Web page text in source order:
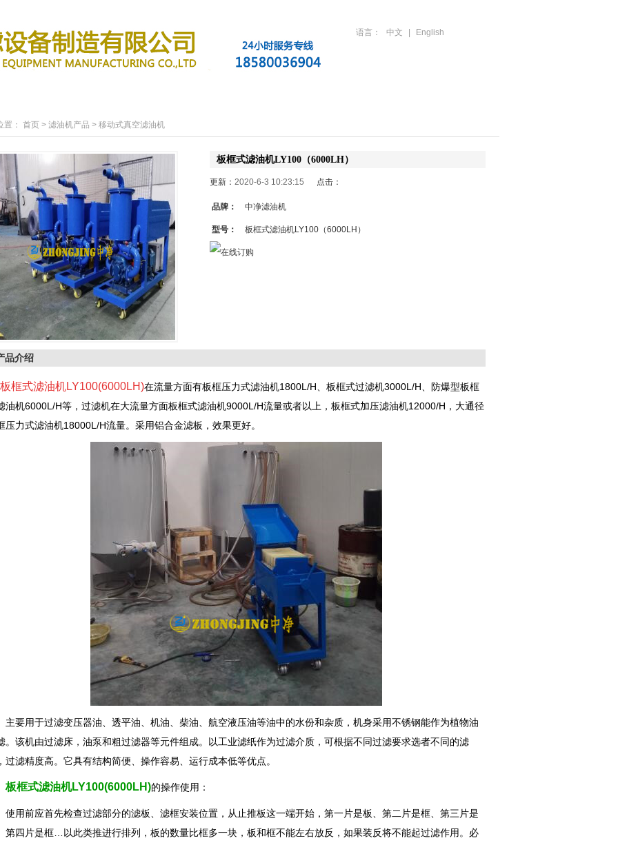
语言： 中文 English
置： 首页 > 滤油机产品 > 移动式真空滤油机
板框式滤油机LY100（6000LH）
更新： 2020-6-3 10:23:15 点击：
品牌： 中净滤油机
型号： 板框式滤油机LY100（6000LH）
品介绍
板框式滤油机LY100(6000LH)在流量方面有板框压力式滤油机1800L/H、板框式过滤机3000L/H、防爆型板框
油机6000L/H等，过滤机在大流量方面板框式滤油机9000L/H流量或者以上，板框式加压滤油机12000/H，大通径
压力式滤油机18000L/H流量。采用铝合金滤板，效果更好。
用于过滤变压器油、透平油、机油、柴油、航空液压油等油中的水份和杂质，机身采用不锈钢能作为植物油
。该机由过滤床，油泵和粗过滤器等元件组成。以工业滤纸作为过滤介质，可根据不同过滤要求选者不同的滤
过滤精度高。它具有结构简便、操作容易、运行成本低等优点。
板框式滤油机LY100(6000LH)的操作使用：
前应首先检查过滤部分的滤板、滤框安装位置，从止推板这一端开始，第一片是板、第二片是框、第三片是
第四片是框…以此类推进行排列，板的数量比框多一块，板和框不能左右放反，如果装反将不能起过滤作用。必